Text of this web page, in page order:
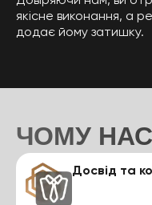
якісне виконання, а
додає йому затишку.
ЧОМУ
Досвід та